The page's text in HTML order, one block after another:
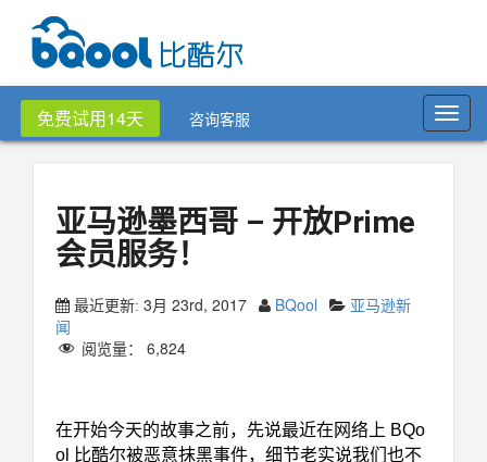
免费试用14天 咨询客服
亚马逊墨西哥 – 开放Prime
会员服务！
最近更新: 3月 23rd, 2017 BQool
亚马逊新
闻
阅览量： 6,824
在开始今天的故事之前，先说最近在网络上 BQo
ol 比酷尔被恶意抹黑事件，细节老实说我们也不